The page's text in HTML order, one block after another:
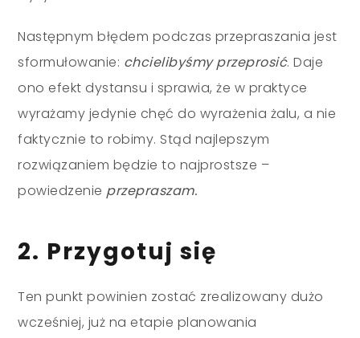
Następnym błędem podczas przepraszania jest
sformułowanie: chcielibyśmy przeprosić. Daje
ono efekt dystansu i sprawia, że w praktyce
wyrażamy jedynie chęć do wyrażenia żalu, a nie
faktycznie to robimy. Stąd najlepszym
rozwiązaniem będzie to najprostsze –
powiedzenie przepraszam.
2. Przygotuj się
Ten punkt powinien zostać zrealizowany dużo
wcześniej, już na etapie planowania